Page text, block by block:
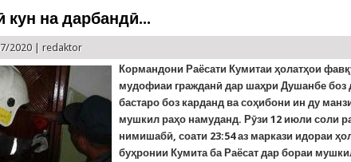
кун на дарбандӣ...
2020 |redaktor
Кормандони Раёсати Кумитаи ҳолатҳои
мудофиаи гражданӣ дар шаҳри Душанбе боз
бастаро боз карданд ва соҳибони ин ду
мушкил раҳо намуданд. Рӯзи 12 июли соли
нимишабӣ, соати 23:54 аз маркази идораи
буҳронии Кумита ба Раёсат дар бораи